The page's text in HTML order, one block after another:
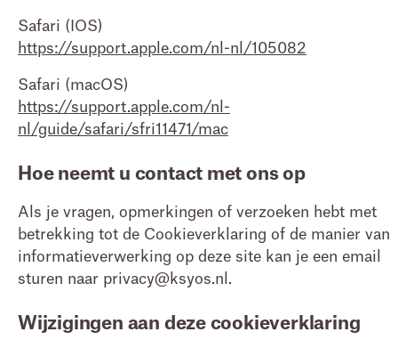
Safari (IOS)
https://support.apple.com/nl-nl/105082
Safari (macOS)
https://support.apple.com/nl-
nl/guide/safari/sfri11471/mac
Hoe neemt u contact met ons op
Als je vragen, opmerkingen of verzoeken hebt met
betrekking tot de Cookieverklaring of de manier van
informatieverwerking op deze site kan je een email
sturen naar privacy@ksyos.nl.
Wijzigingen aan deze cookieverklaring